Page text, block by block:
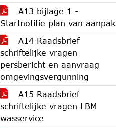
A13 bijlage 1 -
Startnotitie plan van aanpak
A14 Raadsbrief
schriftelijke vragen
persbericht en aanvraag
omgevingsvergunning
A15 Raadsbrief
schriftelijke vragen LBM
wasservice